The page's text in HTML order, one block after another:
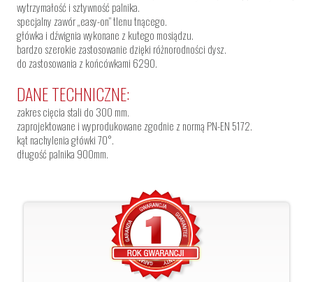
wytrzymałość i sztywność palnika.
specjalny zawór „easy-on” tlenu tnącego.
główka i dźwignia wykonane z kutego mosiądzu.
bardzo szerokie zastosowanie dzięki różnorodności dysz.
do zastosowania z końcówkami 6290.
DANE TECHNICZNE:
zakres cięcia stali do 300 mm.
zaprojektowane i wyprodukowane zgodnie z normą PN-EN 5172.
kąt nachylenia główki 70°.
długość palnika 900mm.